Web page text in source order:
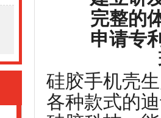
完整的体
申请专利
硅胶手机壳
各种款式的